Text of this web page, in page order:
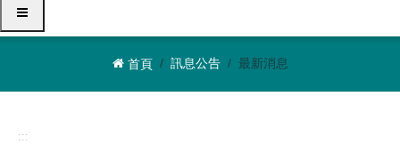
選單
首頁 訊息公告 最新消息
:::